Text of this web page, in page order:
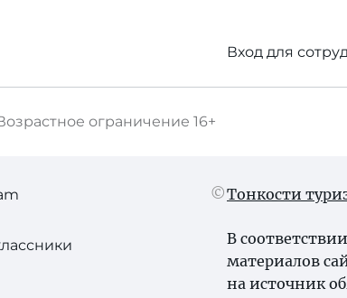
Вход для
ограничение 16+
Тонкости
В
материалов
на источник